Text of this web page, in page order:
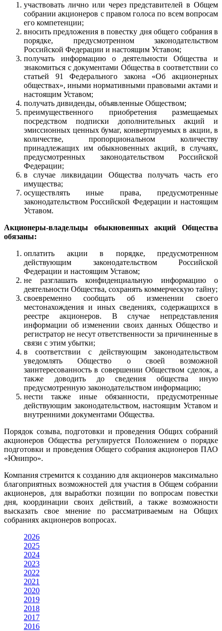
участвовать лично или через представителей в Общем
собрании акционеров с правом голоса по всем вопросам
его компетенции;
вносить предложения в повестку дня общего собрания в
порядке, предусмотренном законодательством
Российской Федерации и настоящим Уставом;
получать информацию о деятельности Общества и
знакомиться с документами Общества в соответствии со
статьей 91 Федерального закона «Об акционерных
обществах», иными нормативными правовыми актами и
настоящим Уставом;
получать дивиденды, объявленные Обществом;
преимущественного приобретения размещаемых
посредством подписки дополнительных акций и
эмиссионных ценных бумаг, конвертируемых в акции, в
количестве, пропорциональном количеству
принадлежащих им обыкновенных акций, в случаях,
предусмотренных законодательством Российской
Федерации;
в случае ликвидации Общества получать часть его
имущества;
осуществлять иные права, предусмотренные
законодательством Российской Федерации и настоящим
Уставом.
Акционеры-владельцы обыкновенных акций Общества
обязаны:
оплатить акции в порядке, предусмотренном
действующим законодательством Российской
Федерации и настоящим Уставом;
не разглашать конфиденциальную информацию о
деятельности Общества, сохранять коммерческую тайну;
своевременно сообщать об изменении своего
местонахождения и иных сведениях, содержащихся в
реестре акционеров. В случае непредставления
информации об изменении своих данных Общество и
регистратор не несут ответственности за причиненные в
связи с этим убытки;
в соответствии с действующим законодательством
уведомлять Общество о своей возможной
заинтересованность в совершении Обществом сделок, а
также доводить до сведения общества иную
предусмотренную законодательством информацию;
нести также иные обязанности, предусмотренные
действующим законодательством, настоящим Уставом и
внутренними документами Общества.
Порядок созыва, подготовки и проведения Общих собраний
акционеров Общества регулируется Положением о порядке
подготовки и проведения Общего собрания акционеров ПАО
«Юнипро».
Компания стремится к созданию для акционеров максимально
благоприятных возможностей для участия в Общем собрании
акционеров, для выработки позиции по вопросам повестки
дня, координации своих действий, а также возможности
высказать свое мнение по рассматриваемым на Общих
собраниях акционеров вопросах.
2026
2025
2024
2023
2022
2021
2020
2019
2018
2017
2016